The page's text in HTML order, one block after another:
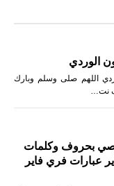
الوردي
اللهم صلى وسلم وبارك
نت…
بحروف وكلمات
عبارات فري فاير